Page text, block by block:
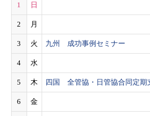
1 日
2 月
3 火 九州 成功事例セミナー
4 水
5 木 四国 全管協・日管協合同定期
6 金